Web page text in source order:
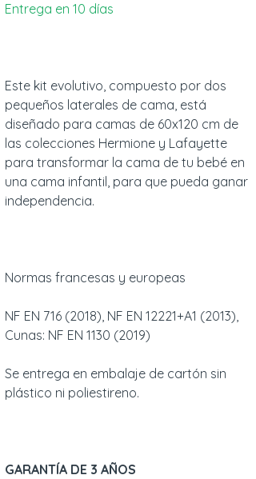
Entrega en 10 días
Este kit evolutivo, compuesto por dos
pequeños laterales de cama, está
diseñado para camas de 60x120 cm de
las colecciones Hermione y Lafayette
para transformar la cama de tu bebé en
una cama infantil, para que pueda ganar
independencia.
Normas francesas y europeas
NF EN 716 (2018), NF EN 12221+A1 (2013),
Cunas: NF EN 1130 (2019)
Se entrega en embalaje de cartón sin
plástico ni poliestireno.
GARANTÍA DE 3 AÑOS